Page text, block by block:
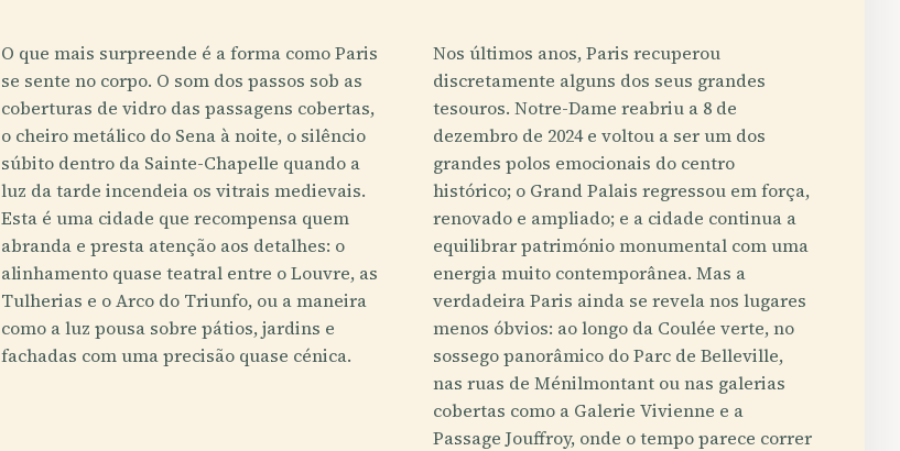
O que mais surpreende é a forma como Paris
se sente no corpo. O som dos passos sob as
coberturas de vidro das passagens cobertas,
o cheiro metálico do Sena à noite, o silêncio
súbito dentro da Sainte-Chapelle quando a
luz da tarde incendeia os vitrais medievais.
Esta é uma cidade que recompensa quem
abranda e presta atenção aos detalhes: o
alinhamento quase teatral entre o Louvre, as
Tulherias e o Arco do Triunfo, ou a maneira
como a luz pousa sobre pátios, jardins e
fachadas com uma precisão quase cénica.
Nos últimos anos, Paris recuperou
discretamente alguns dos seus grandes
tesouros. Notre-Dame reabriu a 8 de
dezembro de 2024 e voltou a ser um dos
grandes polos emocionais do centro
histórico; o Grand Palais regressou em força,
renovado e ampliado; e a cidade continua a
equilibrar património monumental com uma
energia muito contemporânea. Mas a
verdadeira Paris ainda se revela nos lugares
menos óbvios: ao longo da Coulée verte, no
sossego panorâmico do Parc de Belleville,
nas ruas de Ménilmontant ou nas galerias
cobertas como a Galerie Vivienne e a
Passage Jouffroy, onde o tempo parece correr